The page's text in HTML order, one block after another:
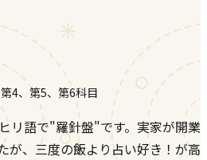
4、第5、第6科目
リ語で"羅針盤"です。実家が開業
が、三度の飯より占い好き！が高